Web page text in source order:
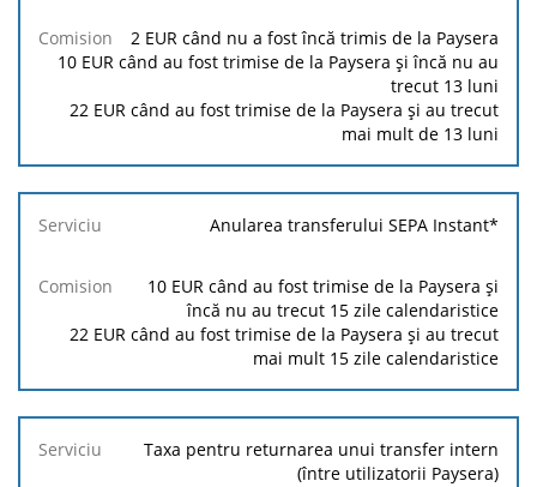
2 EUR când nu a fost încă trimis de la Paysera
10 EUR când au fost trimise de la Paysera și încă nu au
trecut 13 luni
22 EUR când au fost trimise de la Paysera și au trecut
mai mult de 13 luni
Anularea transferului SEPA Instant*
10 EUR când au fost trimise de la Paysera și
încă nu au trecut 15 zile calendaristice
22 EUR când au fost trimise de la Paysera și au trecut
mai mult 15 zile calendaristice
Taxa pentru returnarea unui transfer intern
(între utilizatorii Paysera)